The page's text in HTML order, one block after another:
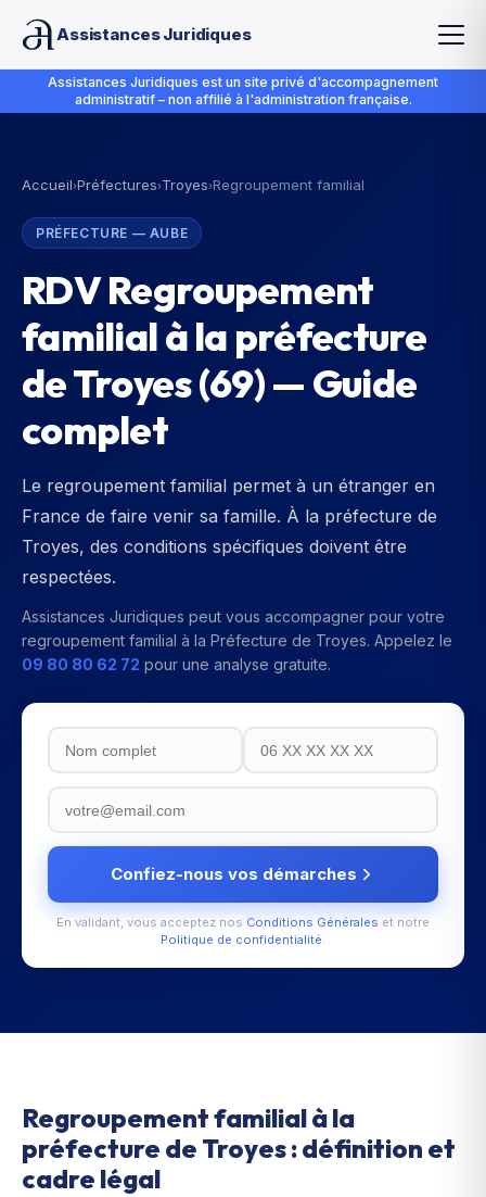
Assistances Juridiques
Assistances Juridiques est un site privé d'accompagnement
administratif – non affilié à l'administration française.
Accueil›Préfectures›Troyes›Regroupement familial
PRÉFECTURE — AUBE
RDV Regroupement
familial à la préfecture
de Troyes (69) — Guide
complet
Le regroupement familial permet à un étranger en
France de faire venir sa famille. À la préfecture de
Troyes, des conditions spécifiques doivent être
respectées.
Assistances Juridiques peut vous accompagner pour votre
regroupement familial à la Préfecture de Troyes. Appelez le
09 80 80 62 72 pour une analyse gratuite.
Confiez-nous vos démarches
En validant, vous acceptez nos Conditions Générales et notre
Politique de confidentialité.
Regroupement familial à la
préfecture de Troyes : définition et
cadre légal